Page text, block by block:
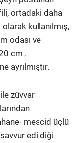
ortadaki daha
kullanılmış,
odası ve
cm .
ayrılmıştır.
züvvar
mescid üçlü
edildiği